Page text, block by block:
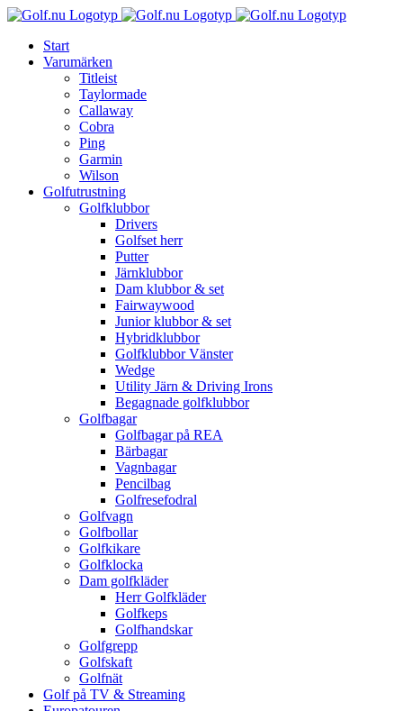
Fortsätt
innehållet
Start
Varumärken
Titleist
Taylormade
Callaway
Cobra
Ping
Garmin
Wilson
Golfutrustning
Golfklubbor
Drivers
Golfset herr
Putter
Järnklubbor
Dam klubbor & set
Fairwaywood
Junior klubbor & set
Hybridklubbor
Golfklubbor Vänster
Wedge
Utility Järn & Driving Irons
Begagnade golfklubbor
Golfbagar
Golfbagar på REA
Bärbagar
Vagnbagar
Pencilbag
Golfresefodral
Golfvagn
Golfbollar
Golfkikare
Golfklocka
Dam golfkläder
Herr Golfkläder
Golfkeps
Golfhandskar
Golfgrepp
Golfskaft
Golfnät
Golf på TV & Streaming